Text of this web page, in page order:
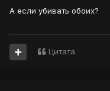
А если убивать обоих?
Цитата